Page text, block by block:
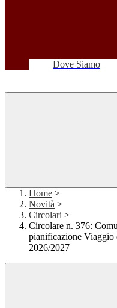
Dove Siamo
Home >
Novità >
Circolari >
Circolare n. 376:
pianificazione Viaggio
2026/2027